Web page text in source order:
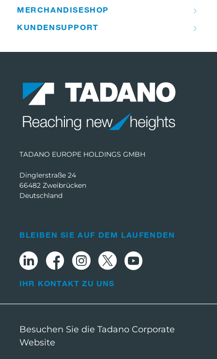
MERCHANDISE­­SHOP
KUNDEN­­SUPPORT
TADANO EUROPE HOLDINGS GMBH
Dinglerstraße 24
66482 Zweibrücken
Deutschland
BLEIBEN SIE AUF DEM LAUFENDEN
IHR KONTAKT ZU UNS
Besuchen Sie die Tadano Corporate
Website